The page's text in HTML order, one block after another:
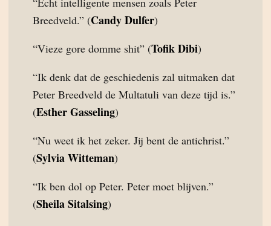
Breedveld.” (Candy Dulfer)
“Vieze gore domme shit” (Tofik Dibi)
“Ik denk dat de geschiedenis zal uitmaken dat
Peter Breedveld de Multatuli van deze tijd is.”
(Esther Gasseling)
“Nu weet ik het zeker. Jij bent de antichrist.”
(Sylvia Witteman)
“Ik ben dol op Peter. Peter moet blijven.”
(Sheila Sitalsing)